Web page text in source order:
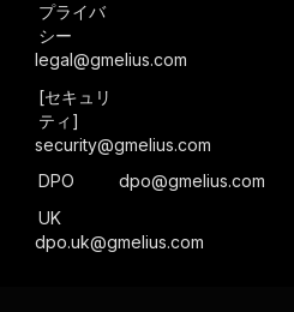
プライバ
シー
legal@gmelius.com
[セキュリ
ティ]
security@gmelius.com
DPO
dpo@gmelius.com
UK
dpo.uk@gmelius.com